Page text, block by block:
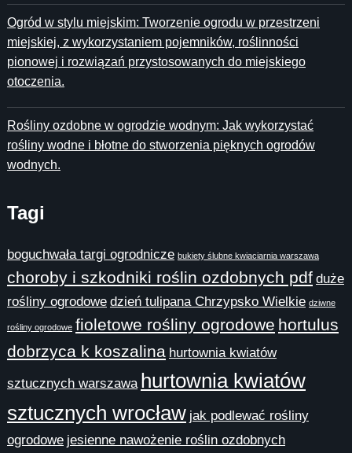
Ogród w stylu miejskim: Tworzenie ogrodu w przestrzeni
miejskiej, z wykorzystaniem pojemników, roślinności
pionowej i rozwiązań przystosowanych do miejskiego
otoczenia.
Rośliny ozdobne w ogrodzie wodnym: Jak wykorzystać
rośliny wodne i błotne do stworzenia pięknych ogrodów
wodnych.
Tagi
boguchwała targi ogrodnicze bukiety ślubne kwiaciarnia warszawa
choroby i szkodniki roślin ozdobnych pdf duże
rośliny ogrodowe dzień tulipana Chrzypsko Wielkie dziwne
rośliny ogrodowe fioletowe rośliny ogrodowe hortulus
dobrzyca k koszalina hurtownia kwiatów
sztucznych warszawa hurtownia kwiatów
sztucznych wrocław jak podlewać rośliny
ogrodowe jesienne nawożenie roślin ozdobnych